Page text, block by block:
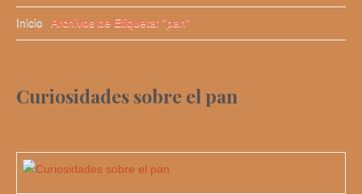
Inicio Archivos de Etiqueta: "pan"
Curiosidades sobre el pan